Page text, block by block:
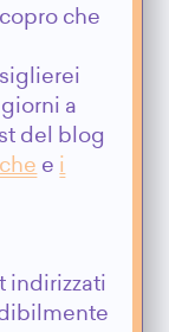
che
a
del blog
e i
indirizzati